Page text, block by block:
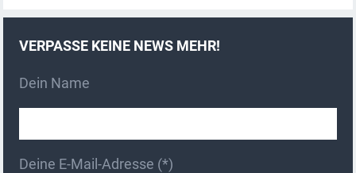
VERPASSE KEINE NEWS MEHR!
Dein Name
Deine E-Mail-Adresse (*)